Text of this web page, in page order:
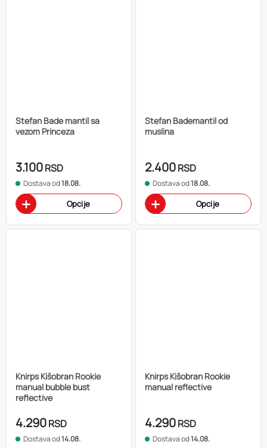
Stefan Bade mantil sa
vezom Princeza
3.100RSD
Dostava od18.08.
Opcije
Stefan Bademantil od
muslina
2.400RSD
Dostava od18.08.
Opcije
Knirps Kišobran Rookie
manual bubble bust
reflective
4.290RSD
Dostava od14.08.
Knirps Kišobran Rookie
manual reflective
4.290RSD
Dostava od14.08.